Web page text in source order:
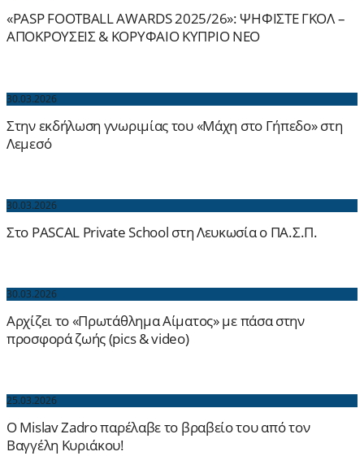
«PASP FOOTBALL AWARDS 2025/26»: ΨΗΦΙΣΤΕ ΓΚΟΛ –
ΑΠΟΚΡΟΥΣΕΙΣ & ΚΟΡΥΦΑΙΟ ΚΥΠΡΙΟ ΝΕΟ
30.03.2026
Στην εκδήλωση γνωριμίας του «Μάχη στο Γήπεδο» στη
Λεμεσό
30.03.2026
Στο PASCAL Private School στη Λευκωσία ο ΠΑ.Σ.Π.
30.03.2026
Αρχίζει το «Πρωτάθλημα Αίματος» με πάσα στην
προσφορά ζωής (pics & video)
25.03.2026
Ο Mislav Zadro παρέλαβε το βραβείο του από τον
Βαγγέλη Κυριάκου!